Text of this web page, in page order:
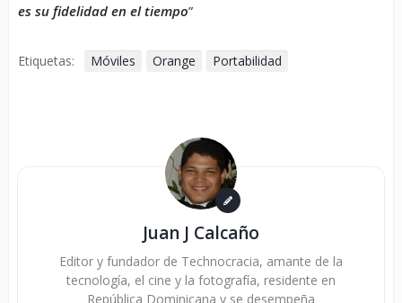
es su fidelidad en el tiempo”
Etiquetas: Móviles Orange Portabilidad
Juan J Calcaño
Editor y fundador de Technocracia, amante de la
tecnología, el cine y la fotografía, residente en
República Dominicana y se desempeña